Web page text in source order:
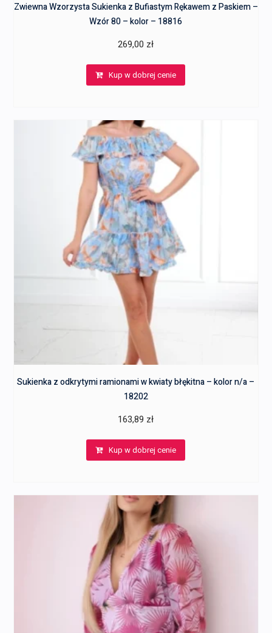
Zwiewna Wzorzysta Sukienka z Bufiastym Rękawem z Paskiem –
Wzór 80 – kolor – 18816
269,00 zł
Kup w dobrej cenie
Sukienka z odkrytymi ramionami w kwiaty błękitna – kolor n/a –
18202
163,89 zł
Kup w dobrej cenie